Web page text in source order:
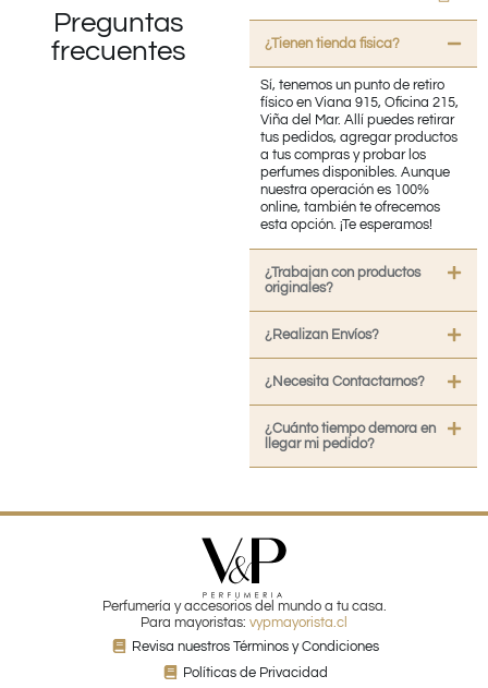
Preguntas
frecuentes
¿Tienen tienda fisica?
Sí, tenemos un punto de retiro
físico en Viana 915, Oficina 215,
Viña del Mar. Allí puedes retirar
tus pedidos, agregar productos
a tus compras y probar los
perfumes disponibles. Aunque
nuestra operación es 100%
online, también te ofrecemos
esta opción. ¡Te esperamos!
¿Trabajan con productos
originales?
¿Realizan Envíos?
¿Necesita Contactarnos?
¿Cuánto tiempo demora en
llegar mi pedido?
Perfumería y accesorios del mundo a tu casa.
Para mayoristas: vypmayorista.cl
Revisa nuestros Términos y Condiciones
Políticas de Privacidad